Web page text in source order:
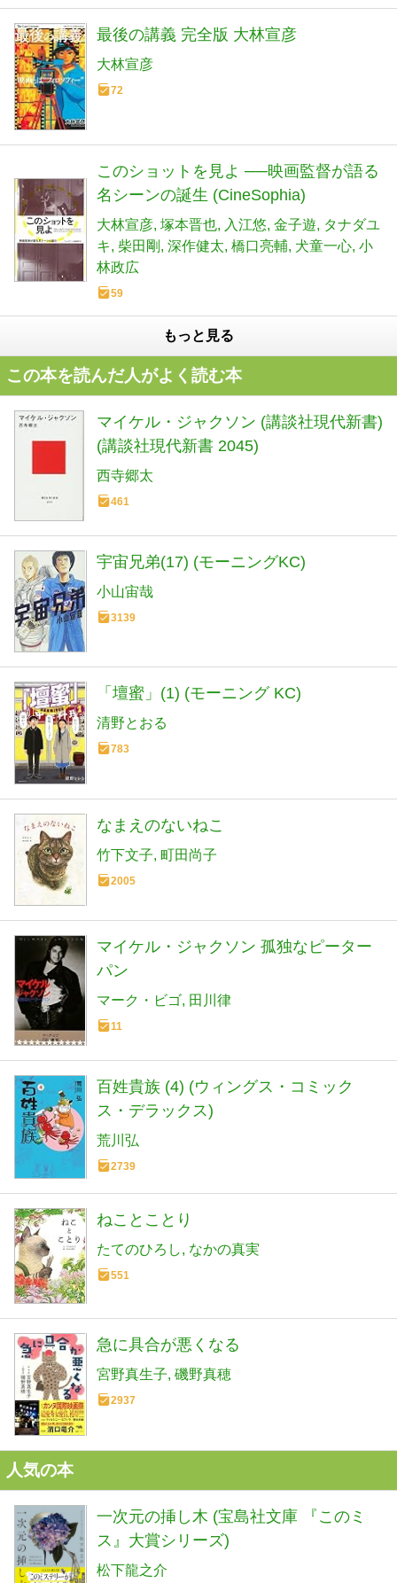
最後の講義 完全版 大林宣彦
大林宣彦
72
このショットを見よ ──映画監督が語る
名シーンの誕生 (CineSophia)
大林宣彦 塚本晋也 入江悠 金子遊
タナダユ
キ
柴田剛 深作健太 橋口亮輔 犬童一心 小
林政広
59
もっと見る
この本を読んだ人がよく読む本
マイケル・ジャクソン (講談社現代新書)
(講談社現代新書 2045)
西寺郷太
461
宇宙兄弟(17) (モーニングKC)
小山宙哉
3139
「壇蜜」(1) (モーニング KC)
清野とおる
783
なまえのないねこ
竹下文子 町田尚子
2005
マイケル・ジャクソン 孤独なピーター
パン
マーク・ビゴ 田川律
11
百姓貴族 (4) (ウィングス・コミック
ス・デラックス)
荒川弘
2739
ねことことり
たてのひろし なかの真実
551
急に具合が悪くなる
宮野真生子 磯野真穂
2937
人気の本
一次元の挿し木 (宝島社文庫 『このミ
ス』大賞シリーズ)
松下龍之介